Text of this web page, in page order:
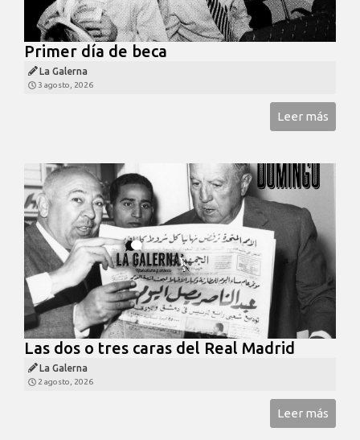
Primer día de beca
La Galerna
3 agosto, 2026
Leer más
Las dos o tres caras del Real Madrid
La Galerna
2 agosto, 2026
Leer más